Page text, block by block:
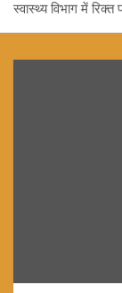
स्वास्थ्य विभाग में